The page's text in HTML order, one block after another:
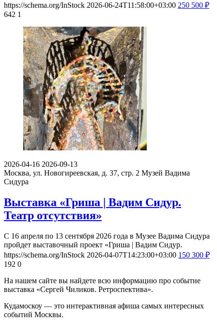
https://schema.org/InStock 2026-06-24T11:58:00+03:00 250 500 ₽
642 1
2026-04-16 2026-09-13
Москва, ул. Новогиреевская, д. 37, стр. 2 Музей Вадима
Сидура
Выставка «Гриша | Вадим Сидур.
Театр отсутствия»
С 16 апреля по 13 сентября 2026 года в Музее Вадима Сидура
пройдет выставочный проект «Гриша | Вадим Сидур.
https://schema.org/InStock 2026-04-07T14:23:00+03:00 150 300 ₽
192 0
На нашем сайте вы найдете всю информацию про событие
выставка «Сергей Чиликов. Ретроспектива».
Кудамоскоу — это интерактивная афиша самых интересных
событий Москвы.